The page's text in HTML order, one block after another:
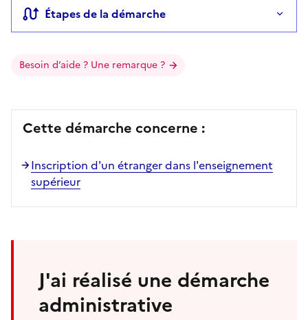
Étapes de la démarche
Besoin d’aide ? Une remarque ?
Cette démarche concerne :
Inscription d'un étranger dans l'enseignement
supérieur
J'ai réalisé une démarche
administrative